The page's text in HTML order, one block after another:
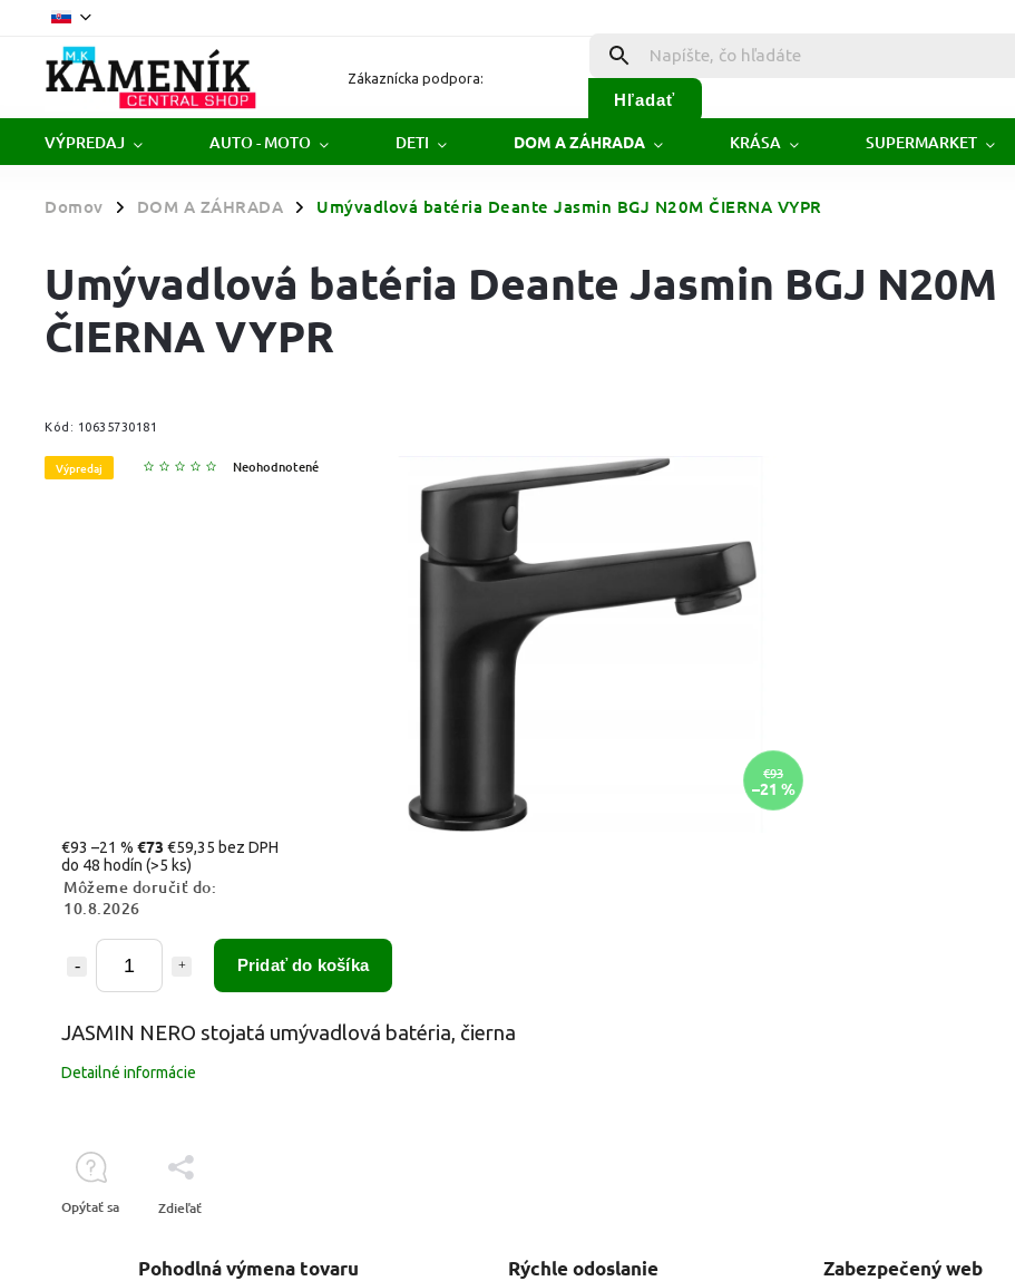
Zákaznícka podpora:
Hľadať
VÝPREDAJ AUTO - MOTO DETI DOM A ZÁHRADA KRÁSA SUPERMARKET
Domov / DOM A ZÁHRADA / Umývadlová batéria Deante Jasmin BGJ N20M ČIERNA VYPR
Umývadlová batéria Deante Jasmin BGJ N20M
ČIERNA VYPR
Kód: 10635730181
Výpredaj Neohodnotené
€93
–21 %
€93 –21 % €73 €59,35 bez DPH
do 48 hodín (>5 ks)
Môžeme doručiť do:
10.8.2026
Pridať do košíka
JASMIN NERO stojatá umývadlová batéria, čierna
Detailné informácie
Opýtať sa Zdieľať
Pohodlná výmena tovaru Rýchle odoslanie Zabezpečený web